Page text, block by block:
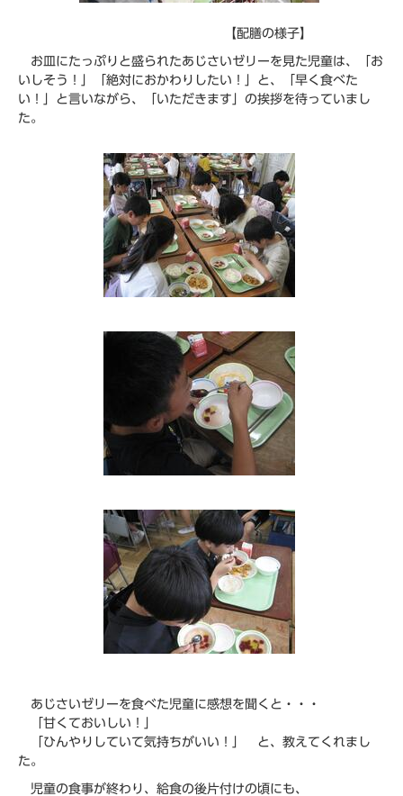
【配膳の様子】
お皿にたっぷりと盛られたあじさいゼリーを見た児童は、「お
いしそう！」「絶対におかわりしたい！」と、「早く食べた
い！」と言いながら、「いただきます」の挨拶を待っていまし
た。
あじさいゼリーを食べた児童に感想を聞くと・・・
「甘くておいしい！」
「ひんやりしていて気持ちがいい！」 と、教えてくれまし
た。
児童の食事が終わり、給食の後片付けの頃にも、